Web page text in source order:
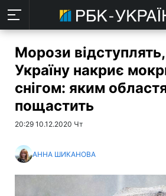
Морози
Україну накриє
снігом: яким
пощастить
20:29 10.12.2020 Чт
АННА ШИКАНОВА